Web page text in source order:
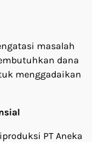
masalah
dana
menggadaikan
PT Aneka